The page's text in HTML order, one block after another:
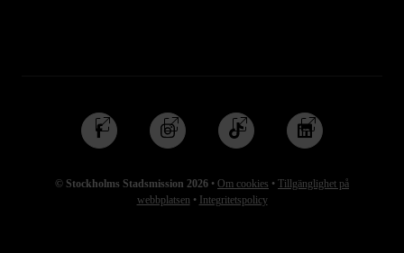
© Stockholms Stadsmission 2026 • Om cookies • Tillgänglighet på
webbplatsen • Integritetspolicy
Följ
oss
Facebook
Följ
oss
Instagram
Följ
oss
TikTok
Följ
oss
Linkedin